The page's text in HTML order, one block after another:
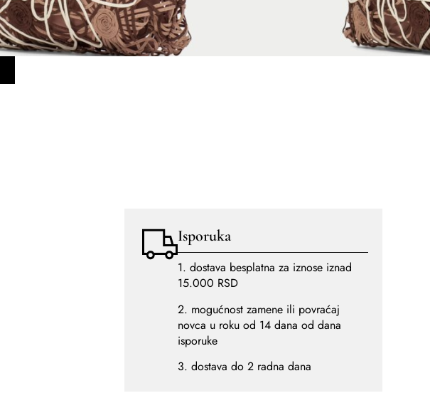
+
Isporuka
1. dostava besplatna za iznose iznad
15.000 RSD
2. mogućnost zamene ili povraćaj
novca u roku od 14 dana od dana
isporuke
3. dostava do 2 radna dana